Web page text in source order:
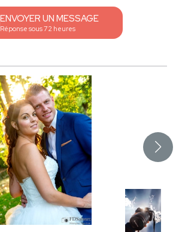
ENVOYER UN MESSAGE
Réponse sous 72 heures